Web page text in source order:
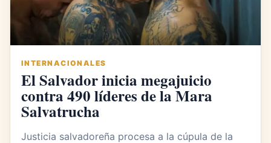
INTERNACIONALES
El Salvador inicia megajuicio
contra 490 líderes de la Mara
Salvatrucha
Justicia salvadoreña procesa a la cúpula de la